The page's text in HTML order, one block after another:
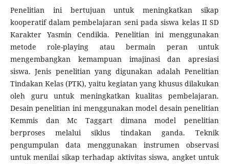
Penelitian ini bertujuan untuk meningkatkan sikap
kooperatif dalam pembelajaran seni pada siswa kelas II SD
Karakter Yasmin Cendikia. Penelitian ini menggunakan
metode role-playing atau bermain peran untuk
mengembangkan kemampuan imajinasi dan apresiasi
siswa. Jenis penelitian yang digunakan adalah Penelitian
Tindakan Kelas (PTK), yaitu kegiatan yang khusus dilakukan
oleh guru untuk meningkatkan kualitas pembelajaran.
Desain penelitian ini menggunakan model desain penelitian
Kemmis dan Mc Taggart dimana model penelitian
berproses melalui siklus tindakan ganda. Teknik
pengumpulan data menggunakan instrumen observasi
untuk menilai sikap terhadap aktivitas siswa, angket untuk